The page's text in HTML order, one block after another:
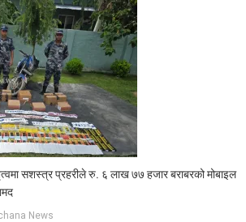
सशस्त्र प्रहरीले रु. ६ लाख ७७ हजार बराबरको मोबाइल
News